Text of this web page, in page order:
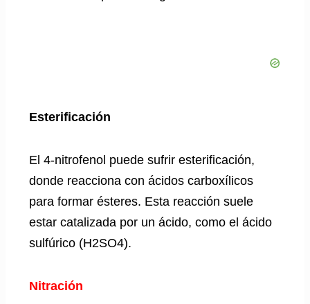
Esterificación
El 4-nitrofenol puede sufrir esterificación,
donde reacciona con ácidos carboxílicos
para formar ésteres. Esta reacción suele
estar catalizada por un ácido, como el ácido
sulfúrico (H2SO4).
Nitración